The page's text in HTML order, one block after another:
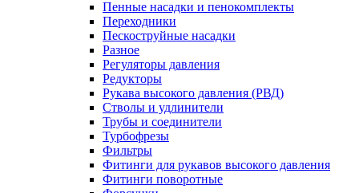
Пенные насадки и пенокомплекты
Переходники
Пескоструйные насадки
Разное
Регуляторы давления
Редукторы
Рукава высокого давления (РВД)
Стволы и удлинители
Трубы и соединители
Турбофрезы
Фильтры
Фитинги для рукавов высокого давления
Фитинги поворотные